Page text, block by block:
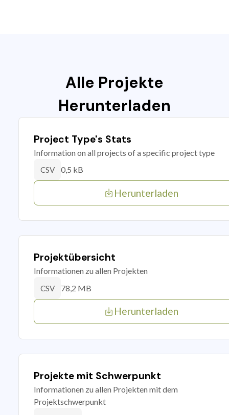
Alle Projekte
Herunterladen
Project Type's Stats
Information on all projects of a specific project type
CSV 0,5 kB
Herunterladen
Projektübersicht
Informationen zu allen Projekten
CSV 78,2 MB
Herunterladen
Projekte mit Schwerpunkt
Informationen zu allen Projekten mit dem
Projektschwerpunkt